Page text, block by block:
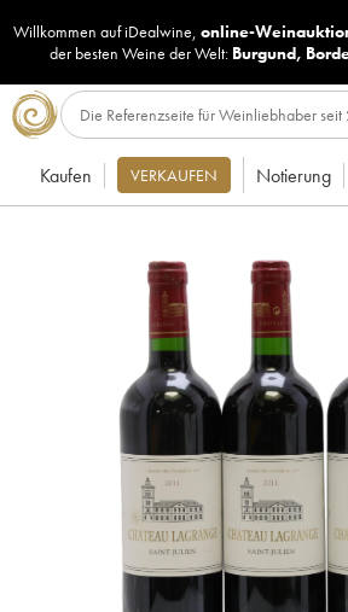
Willkommen auf iDealwine, online-
der besten Weine der Welt: Burgund,
Kaufen VERKAUFEN Notierung